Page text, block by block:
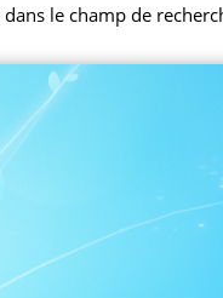
dans le champ de